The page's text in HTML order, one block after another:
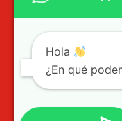
© 2023 PROCOL
Hola
¿En qué